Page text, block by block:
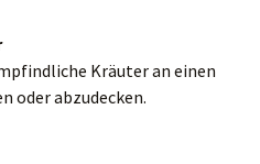
Kräuter an einen
oder abzudecken.